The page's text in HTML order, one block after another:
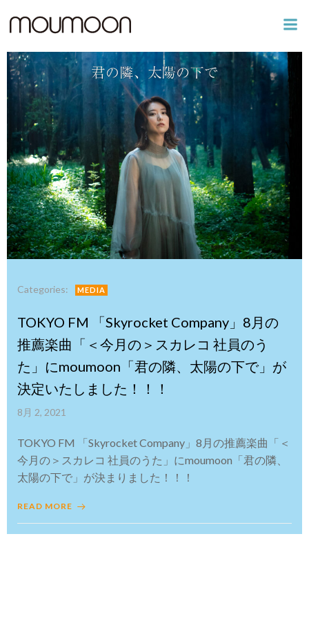
ン
ツ
へ
ス
キ
ッ
プ
Categories: MEDIA
TOKYO FM 「Skyrocket Company」8月の
推薦楽曲「＜今月の＞スカレコ 社員のう
た」にmoumoon「君の隣、太陽の下で」が
決定いたしました！！！
8月 2, 2021
TOKYO FM 「Skyrocket Company」8月の推薦楽曲「＜
今月の＞スカレコ 社員のうた」にmoumoon「君の隣、
太陽の下で」が決まりました！！！
READ MORE